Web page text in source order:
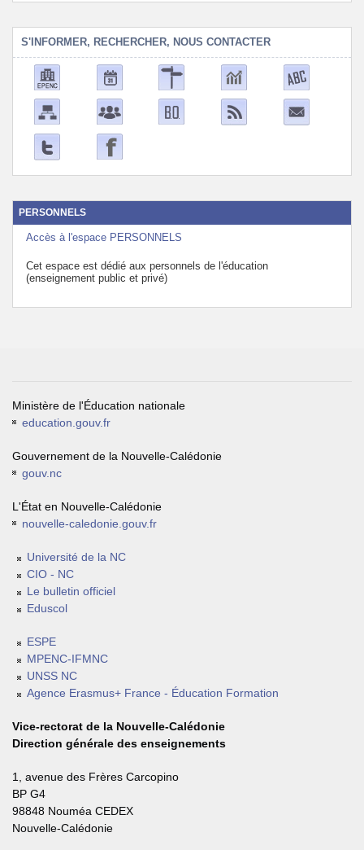
S'INFORMER, RECHERCHER, NOUS CONTACTER
PERSONNELS
Accès à l'espace PERSONNELS
Cet espace est dédié aux personnels de l'éducation
(enseignement public et privé)
Ministère de l'Éducation nationale
education.gouv.fr
Gouvernement de la Nouvelle-Calédonie
gouv.nc
L'État en Nouvelle-Calédonie
nouvelle-caledonie.gouv.fr
Université de la NC
CIO - NC
Le bulletin officiel
Eduscol
ESPE
MPENC-IFMNC
UNSS NC
Agence Erasmus+ France - Éducation Formation
Vice-rectorat de la Nouvelle-Calédonie
Direction générale des enseignements
1, avenue des Frères Carcopino
BP G4
98848 Nouméa CEDEX
Nouvelle-Calédonie